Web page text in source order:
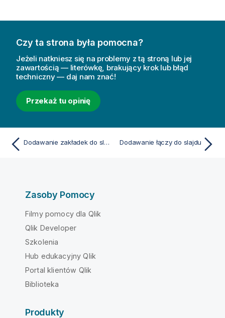
Czy ta strona była pomocna?
Jeżeli natkniesz się na problemy z tą stroną lub jej
zawartością — literówkę, brakujący krok lub błąd
techniczny — daj nam znać!
Przekaż tu opinię
Dodawanie zakładek do slajdu Dodawanie łączy do slajdu
Zasoby Pomocy
Filmy pomocy dla Qlik
Qlik Developer
Szkolenia
Hub edukacyjny Qlik
Portal klientów Qlik
Biblioteka
Produkty